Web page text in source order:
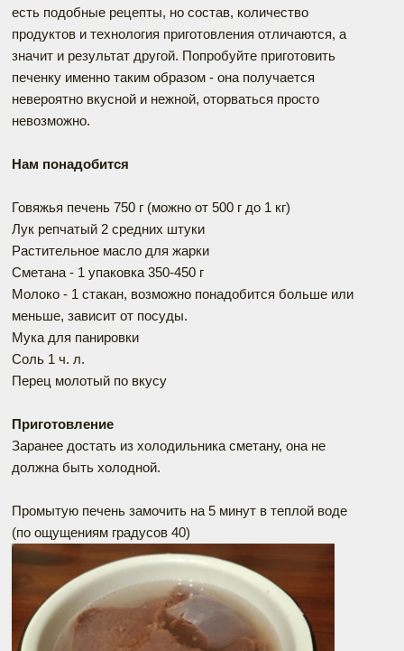
есть подобные рецепты, но состав, количество
продуктов и технология приготовления отличаются, а
значит и результат другой. Попробуйте приготовить
печенку именно таким образом - она получается
невероятно вкусной и нежной, оторваться просто
невозможно.
Нам понадобится
Говяжья печень 750 г (можно от 500 г до 1 кг)
Лук репчатый 2 средних штуки
Растительное масло для жарки
Сметана - 1 упаковка 350-450 г
Молоко - 1 стакан, возможно понадобится больше или
меньше, зависит от посуды.
Мука для панировки
Соль 1 ч. л.
Перец молотый по вкусу
Приготовление
Заранее достать из холодильника сметану, она не
должна быть холодной.
Промытую печень замочить на 5 минут в теплой воде
(по ощущениям градусов 40)